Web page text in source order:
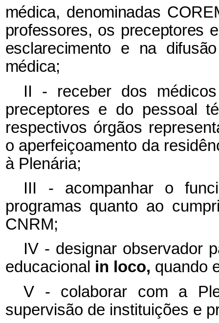
médica, denominadas
professores, os preceptores
esclarecimento e na
médica;
II - receber dos
preceptores e do pessoal
respectivos órgãos
o aperfeiçoamento da
à Plenária;
III - acompanhar o
programas quanto ao
CNRM;
IV - designar observador
educacional in loco, quando
V - colaborar com a
supervisão de instituições e